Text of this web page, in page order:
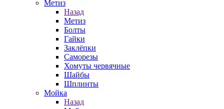
Метиз
Назад
Метиз
Болты
Гайки
Заклёпки
Саморезы
Хомуты червячные
Шайбы
Шплинты
Мойка
Назад